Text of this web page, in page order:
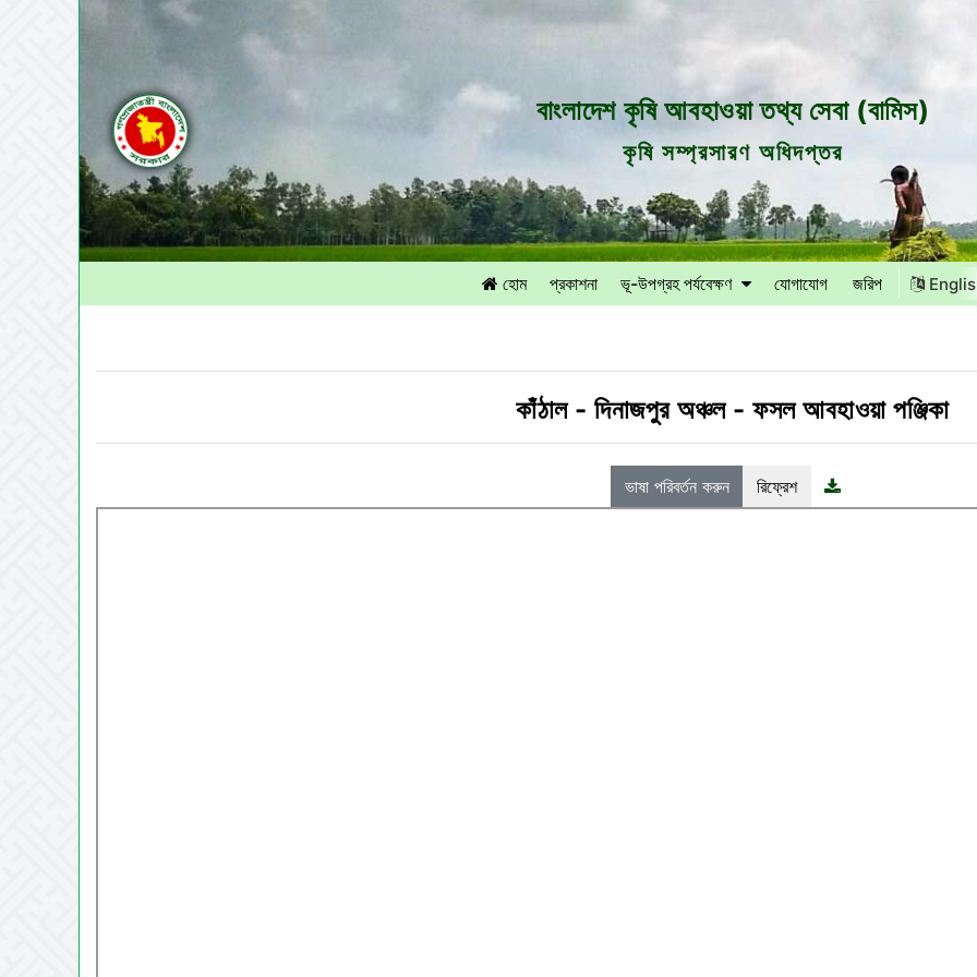
বাংলাদেশ কৃষি আবহাওয়া তথ্য সেবা (বামিস)
কৃষি সম্প্রসারণ অধিদপ্তর
হোম প্রকাশনা ভূ-উপগ্রহ পর্যবেক্ষণ যোগাযোগ জরিপ
কাঁঠাল -দিনাজপুর অঞ্চল-ফসল আবহাওয়া পঞ্জিকা
ভাষা পরিবর্তন করুন রিফ্রেশ